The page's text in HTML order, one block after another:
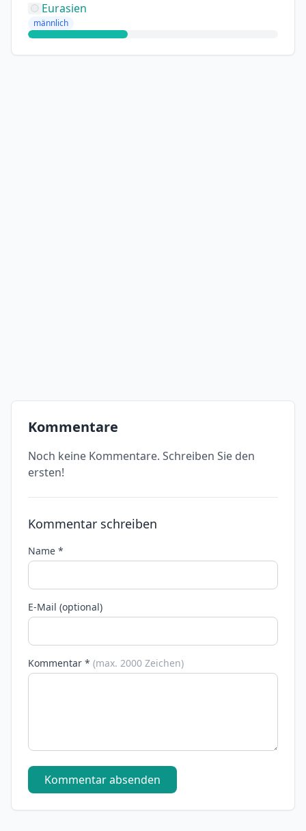
Eurasien
männlich
Kommentare
Noch keine Kommentare. Schreiben Sie den
ersten!
Kommentar schreiben
Name *
E-Mail (optional)
Kommentar * (max. 2000 Zeichen)
Kommentar absenden